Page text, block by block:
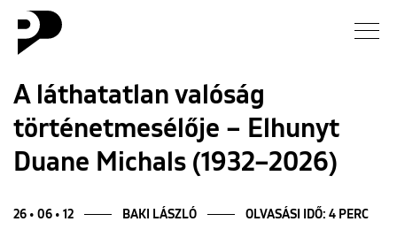
Hírek
Galéria
A láthatatlan valóság
történetmesélője – Elhunyt
Duane Michals (1932–2026)
26 • 06 • 12 BAKI LÁSZLÓ OLVASÁSI IDŐ: 4 PERC